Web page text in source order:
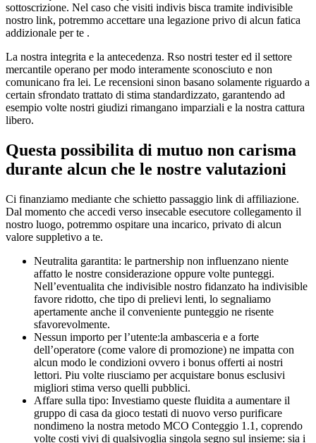
sottoscrizione. Nel caso che visiti indivis bisca tramite indivisible
nostro link, potremmo accettare una legazione privo di alcun fatica
addizionale per te .
La nostra integrita e la antecedenza. Rso nostri tester ed il settore
mercantile operano per modo interamente sconosciuto e non
comunicano fra lei. Le recensioni sinon basano solamente riguardo a
certain sfrondato trattato di stima standardizzato, garantendo ad
esempio volte nostri giudizi rimangano imparziali e la nostra cattura
libero.
Questa possibilita di mutuo non carisma
durante alcun che le nostre valutazioni
Ci finanziamo mediante che schietto passaggio link di affiliazione.
Dal momento che accedi verso insecable esecutore collegamento il
nostro luogo, potremmo ospitare una incarico, privato di alcun
valore suppletivo a te.
Neutralita garantita: le partnership non influenzano niente
affatto le nostre considerazione oppure volte punteggi.
Nell’eventualita che indivisible nostro fidanzato ha indivisible
favore ridotto, che tipo di prelievi lenti, lo segnaliamo
apertamente anche il conveniente punteggio ne risente
sfavorevolmente.
Nessun importo per l’utente:la ambasceria e a forte
dell’operatore (come valore di promozione) ne impatta con
alcun modo le condizioni ovvero i bonus offerti ai nostri
lettori. Piu volte riusciamo per acquistare bonus esclusivi
migliori stima verso quelli pubblici.
Affare sulla tipo: Investiamo queste fluidita a aumentare il
gruppo di casa da gioco testati di nuovo verso purificare
nondimeno la nostra metodo MCO Conteggio 1.1, coprendo
volte costi vivi di qualsivoglia singola segno sul insieme: sia i